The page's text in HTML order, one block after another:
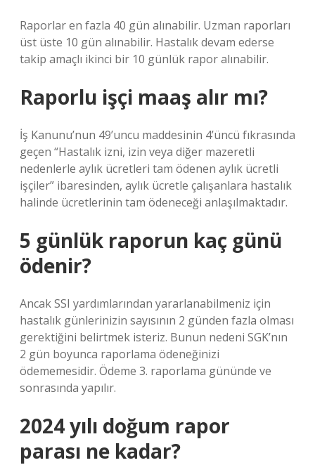
Raporlar en fazla 40 gün alınabilir. Uzman raporları
üst üste 10 gün alınabilir. Hastalık devam ederse
takip amaçlı ikinci bir 10 günlük rapor alınabilir.
Raporlu işçi maaş alır mı?
İş Kanunu’nun 49’uncu maddesinin 4’üncü fıkrasında
geçen “Hastalık izni, izin veya diğer mazeretli
nedenlerle aylık ücretleri tam ödenen aylık ücretli
işçiler” ibaresinden, aylık ücretle çalışanlara hastalık
halinde ücretlerinin tam ödeneceği anlaşılmaktadır.
5 günlük raporun kaç günü
ödenir?
Ancak SSI yardımlarından yararlanabilmeniz için
hastalık günlerinizin sayısının 2 günden fazla olması
gerektiğini belirtmek isteriz. Bunun nedeni SGK’nın
2 gün boyunca raporlama ödeneğinizi
ödememesidir. Ödeme 3. raporlama gününde ve
sonrasında yapılır.
2024 yılı doğum rapor
parası ne kadar?